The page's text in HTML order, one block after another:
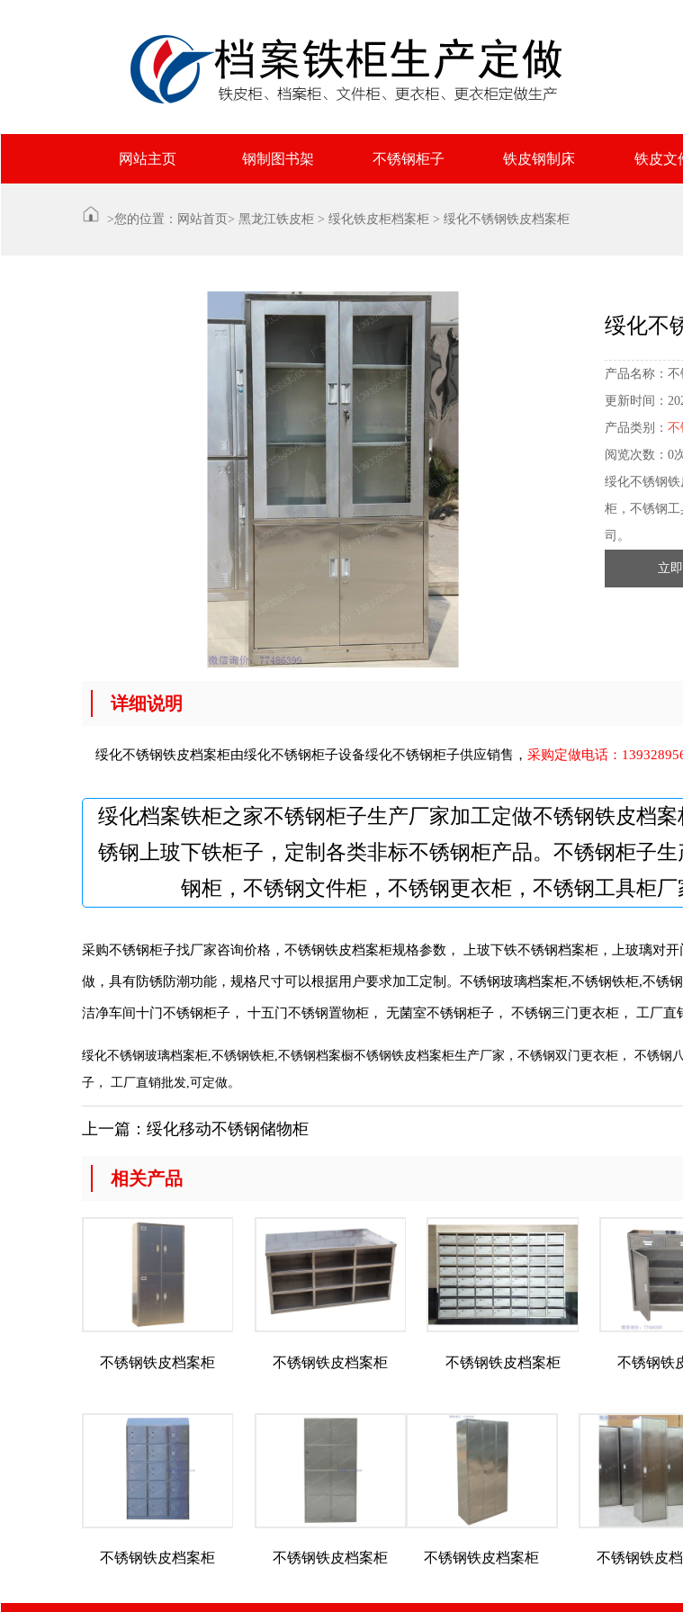
网站主页 钢制图书架 不锈钢柜子 铁皮钢制床 铁皮文
>您的位置： 网站首页 > 黑龙江铁皮柜 > 绥化铁皮柜档案柜 > 绥化不锈钢铁皮档案柜
绥化不
产品名称： 不
更新时间：
产品类别： 不
阅览次数： 0
绥化不锈钢
柜，不锈钢
司。
立
详细说明
绥化不锈钢铁皮档案柜由绥化不锈钢柜子设备绥化不锈钢柜子供应销售， 采购定做电话：
绥化档案铁柜之家不锈钢柜子生产厂家加工定做不锈钢铁皮档
锈钢上玻下铁柜子，定制各类非标不锈钢柜产品。不锈钢柜子
钢柜，不锈钢文件柜，不锈钢更衣柜，不锈钢工具柜
采购不锈钢柜子找厂家咨询价格，不锈钢铁皮档案柜规格参数， 上玻下铁不锈钢档案柜，上玻璃对
做，具有防锈防潮功能，规格尺寸可以根据用户要求加工定制。不锈钢玻璃档案柜,不锈钢铁柜,不锈
洁净车间十门不锈钢柜子， 十五门不锈钢置物柜， 无菌室不锈钢柜子， 不锈钢三门更衣柜， 工厂直
绥化不锈钢玻璃档案柜,不锈钢铁柜,不锈钢档案橱不锈钢铁皮档案柜生产厂家，不锈钢双门更衣柜， 不锈
子， 工厂直销批发,可定做。
上一篇： 绥化移动不锈钢储物柜
相关产品
不锈钢铁皮档案柜 不锈钢铁皮档案柜 不锈钢铁皮档案柜 不锈钢铁
不锈钢铁皮档案柜 不锈钢铁皮档案柜 不锈钢铁皮档案柜 不锈钢铁皮